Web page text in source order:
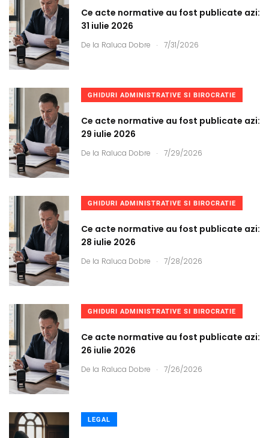
Ce acte normative au fost publicate azi:
31 iulie 2026
De la Raluca Dobre . 7/31/2026
GHIDURI ADMINISTRATIVE SI BIROCRATIE
Ce acte normative au fost publicate azi:
29 iulie 2026
De la Raluca Dobre . 7/29/2026
GHIDURI ADMINISTRATIVE SI BIROCRATIE
Ce acte normative au fost publicate azi:
28 iulie 2026
De la Raluca Dobre . 7/28/2026
GHIDURI ADMINISTRATIVE SI BIROCRATIE
Ce acte normative au fost publicate azi:
26 iulie 2026
De la Raluca Dobre . 7/26/2026
LEGAL